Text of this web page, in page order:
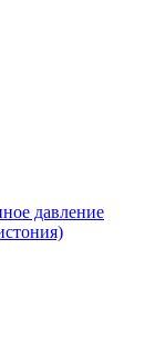
давление